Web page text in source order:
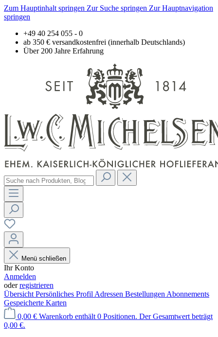
Zum Hauptinhalt springen Zur Suche springen Zur Hauptnavigation
springen
+49 40 254 055 - 0
ab 350 € versandkostenfrei (innerhalb Deutschlands)
Über 200 Jahre Erfahrung
Menü schließen
Ihr Konto
Anmelden
oderregistrieren
Übersicht Persönliches Profil Adressen Bestellungen Abonnements
Gespeicherte Karten
0,00 € Warenkorb enthält 0 Positionen. Der Gesamtwert beträgt
0,00 €.